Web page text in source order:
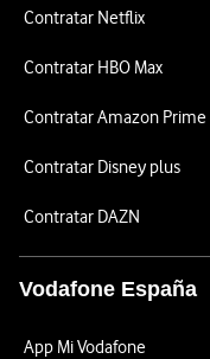
Contratar Netflix
Contratar HBO Max
Contratar Amazon Prime
Contratar Disney plus
Contratar DAZN
Vodafone España
App Mi Vodafone